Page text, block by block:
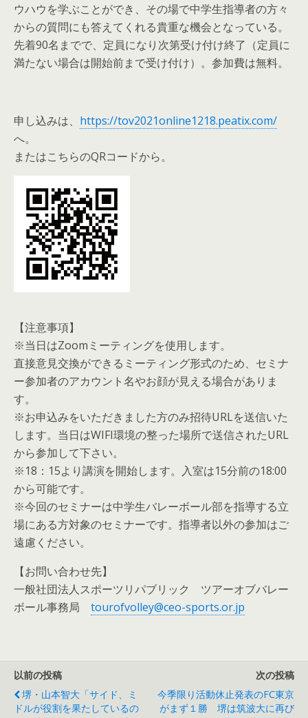
ウハウを学ぶことができ、その場で中学生指導者の方々
からの質問にも答えてくれる貴重な機会となっている。
先着90名までで、定員になり次第受け付け終了（定員に
満たない場合は開始前まで受け付け）。参加費は無料。
申し込みは、 https://tov2021online1218.peatix.com/
へ。
またはこちらのQRコードから。
【注意事項】
※当日はZoomミーティングを使用します。
直接意見交換ができるミーティング形式のため、セミナ
ー参加者のアカウント名やお顔が見える場合がありま
す。
※お申込みをいただきました方のみ招待URLを送信いた
します。当日はWIFI環境の整った場所で送信されたURL
から参加して下さい。
※18：15より講演を開始します。入室は15分前の18:00
から可能です。
※今回のセミナーは中学生バレーボール部を指導する立
場にある方対象のセミナーです。指導者以外の参加はご
遠慮ください。
【お問い合わせ先】
一般社団法人スポーツリパブリック ツアーオブバレー
ボール事務局 tourofvolley@ceo-sports.or.jp
以前の投稿
堺・山本智大「サイド、ミ
ドルが役割を果たしているの
次の投稿
今季限り活動休止発表のFC東京
がまず１勝 堺は筑波大に再び